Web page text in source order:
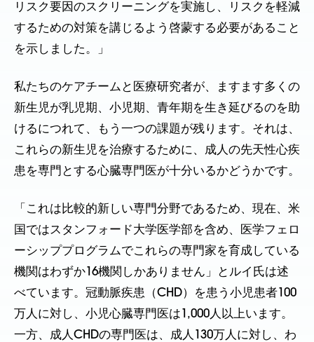
リスク要因のスクリーニングを実施し、リスクを軽減
するための対策を講じるよう啓蒙する必要があること
を示しました。」
私たちのケアチームと医療研究者が、ますます多くの
新生児が乳児期、小児期、青年期を生き延びるのを助
けるにつれて、もう一つの課題が残ります。それは、
これらの新生児を治療するために、成人の先天性心疾
患を専門とする心臓専門医が十分いるかどうかです。
「これは比較的新しい専門分野であるため、現在、米
国ではスタンフォード大学医学部を含め、医学フェロ
ーシッププログラムでこれらの専門家を育成している
機関はわずか16機関しかありません」とルイ氏は述
べています。冠動脈疾患（CHD）を患う小児患者100
万人に対し、小児心臓専門医は1,000人以上います。
一方、成人CHDの専門医は、成人130万人に対し、わ